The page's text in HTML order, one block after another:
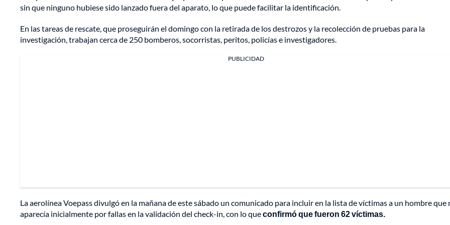
sin que ninguno hubiese sido lanzado fuera del aparato, lo que puede facilitar la identificación.
En las tareas de rescate, que proseguirán el domingo con la retirada de los destrozos y la recolección de pruebas para la
investigación, trabajan cerca de 250 bomberos, socorristas, peritos, policías e investigadores.
PUBLICIDAD
La aerolínea Voepass divulgó en la mañana de este sábado un comunicado para incluir en la lista de víctimas a un hombre que
aparecía inicialmente por fallas en la validación del check-in, con lo queconfirmó que fueron 62 víctimas.